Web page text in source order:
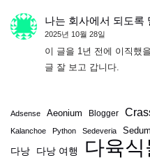
나는 회사에서 되도록
2025년 10월 28일
이 글을 1년 전에 이직했
글 잘 보고 갑니다.
Adsense Aeonium Blogger
Kalanchoe Python Sedeveria Sedum
다낭 다낭 여행 다육식